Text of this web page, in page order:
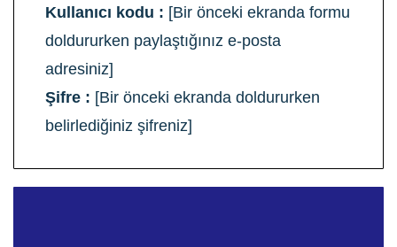
Kullanıcı kodu : [Bir önceki ekranda formu
doldururken paylaştığınız e-posta
adresiniz]
Şifre : [Bir önceki ekranda doldururken
belirlediğiniz şifreniz]